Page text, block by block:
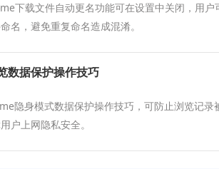
下载文件自动更名功能可在设置中关闭，用户
名，避免重复命名造成混淆。
据保护操作技巧
隐身模式数据保护操作技巧，可防止浏览记录
户上网隐私安全。